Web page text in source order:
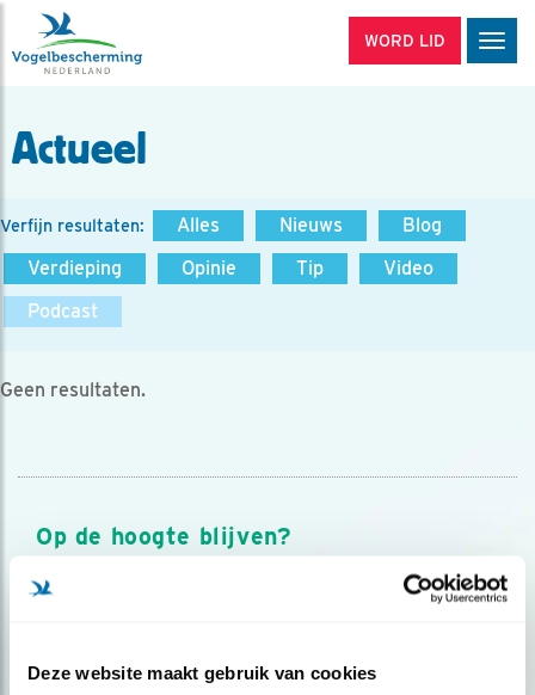
Deze website maakt gebruik van cookies
WORD LID
Actueel
Verfijn resultaten: Alles Nieuws
Blog
Verdieping
Opinie Tip
Video
Podcast
Geen resultaten.
Op de hoogte blijven?
Meld je aan en ontvang nieuws, inspiratie, acties en tips
over vogels en activiteiten van Vogelbescherming.